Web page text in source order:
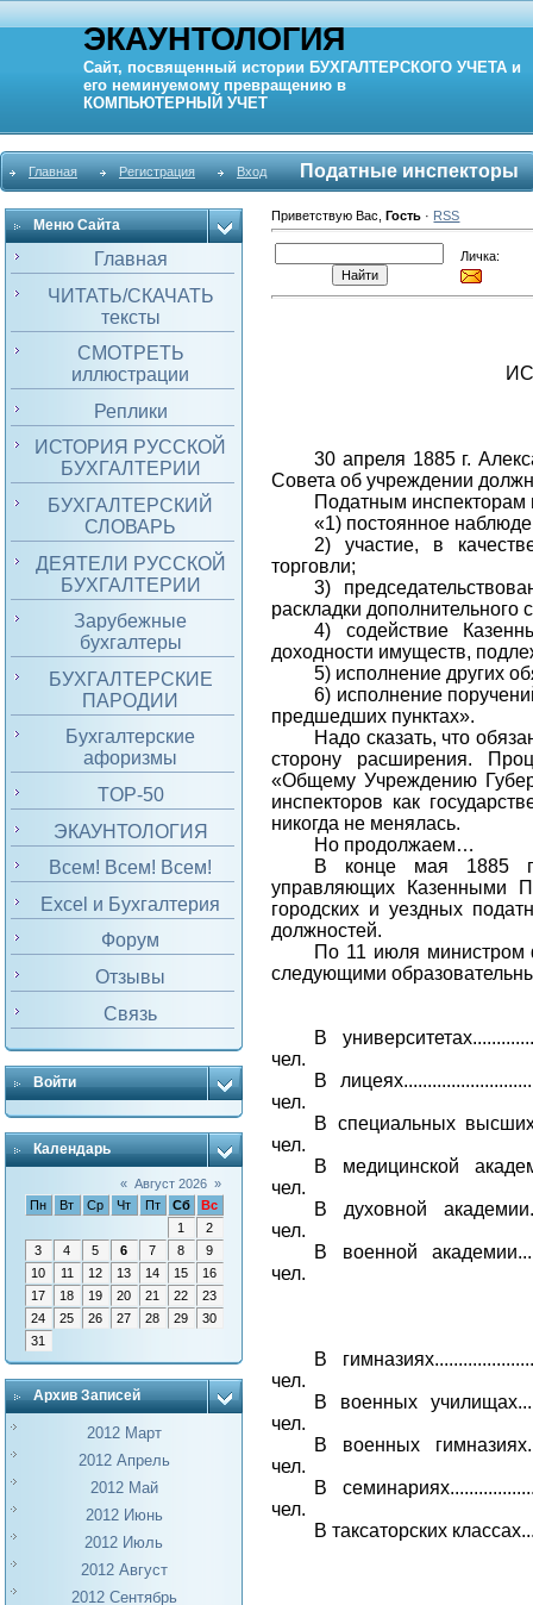
ЭКАУНТОЛОГИЯ
Сайт, посвященный истории БУХГАЛТЕРСКОГО УЧЕТА и
его неминуемому превращению в
КОМПЬЮТЕРНЫЙ УЧЕТ
Главная Регистрация Вход Податные инспекторы
Меню Сайта
Главная
ЧИТАТЬ/СКАЧАТЬ
тексты
СМОТРЕТЬ
иллюстрации
Реплики
ИСТОРИЯ РУССКОЙ
БУХГАЛТЕРИИ
БУХГАЛТЕРСКИЙ
СЛОВАРЬ
ДЕЯТЕЛИ РУССКОЙ
БУХГАЛТЕРИИ
Зарубежные
бухгалтеры
БУХГАЛТЕРСКИЕ
ПАРОДИИ
Бухгалтерские
афоризмы
TOP-50
ЭКАУНТОЛОГИЯ
Всем! Всем! Всем!
Excel и Бухгалтерия
Форум
Отзывы
Связь
Войти
Календарь
« Август 2026 »
Пн
Вт Ср Чт Пт Сб
Вс
1
2
3
4 5 6 7 8
9
10
11 12 13 14 15
16
17
18 19 20 21 22
23
24
25 26 27 28 29
30
31
Архив Записей
2012 Март
2012 Апрель
2012 Май
2012 Июнь
2012 Июль
2012 Август
2012 Сентябрь
Приветствую Вас ,Гость · RSS
Личка:
30 апреля 1885 г.
Совета об учреждении
Податным инспекторам
«1) постоянное
2) участие, в
торговли;
3)
раскладки
4) содействие
доходности имуществ,
5) исполнение других
6) исполнение
предшедших пунктах».
Надо сказать, что
сторону расширения.
«Общему Учреждению
инспекторов как
никогда не менялась.
Но продолжаем…
В конце мая 1885 г.
управляющих Казенными
городских и уездных
должностей.
По 11 июля министром
следующими
В университетах
чел.
В лицеях
чел.
В специальных
чел.
В медицинской
чел.
В духовной академии
чел.
В военной академии
чел.
В гимназиях
чел.
В военных училищах
чел.
В военных гимназиях
чел.
В семинариях
чел.
В таксаторских классах